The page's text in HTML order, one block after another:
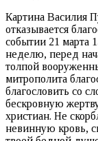
Картина Василия
отказывается
событии 21 марта
неделю, перед
толпой
митрополита
благословить со
бескровную
христиан. Не
невинную кровь,